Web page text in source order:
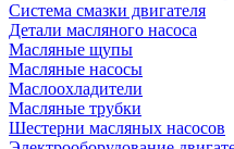
Система смазки двигателя
Детали масляного насоса
Масляные щупы
Масляные насосы
Маслоохладители
Масляные трубки
Шестерни масляных насосов